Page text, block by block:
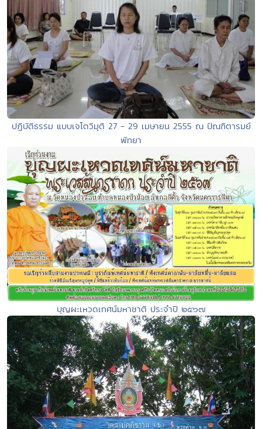
ปฏิบัติธรรม แบบเจโตวิมุติ 27 - 29 เมษายน 2555 ณ ปัณฑิตารมย์
พัทยา
บุญผะเหวดเทศน์มหาชาติ ประจำปี ๒๕๖๗